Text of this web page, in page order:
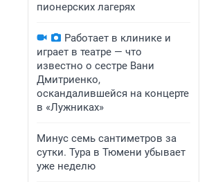
пионерских лагерях
Работает в клинике и
играет в театре — что
известно о сестре Вани
Дмитриенко,
оскандалившейся на концерте
в «Лужниках»
Минус семь сантиметров за
сутки. Тура в Тюмени убывает
уже неделю